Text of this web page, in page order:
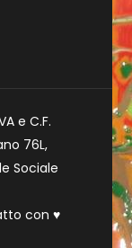
e C.F.
76L,
Sociale
con ♥